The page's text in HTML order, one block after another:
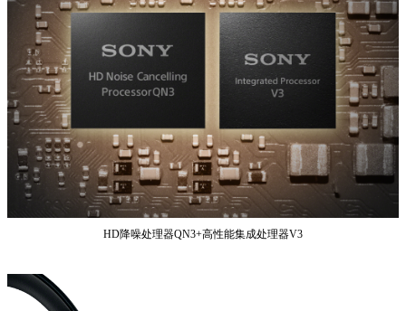
HD降噪处理器QN3+高性能集成处理器V3